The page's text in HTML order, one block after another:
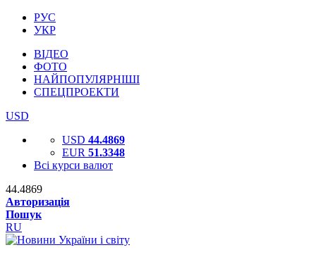
РУС
УКР
ВІДЕО
ФОТО
НАЙПОПУЛЯРНІШІ
СПЕЦПРОЕКТИ
USD
USD 44.4869
EUR 51.3348
Всі курси валют
44.4869
Авторизація
Пошук
RU